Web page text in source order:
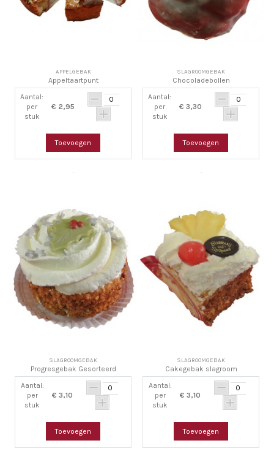
APPELGEBAK
Appeltaartpunt
Aantal:
per
stuk
€ 2,95
Toevoegen
SLAGROOMGEBAK
Chocoladebollen
Aantal:
per
stuk
€ 3,30
Toevoegen
SLAGROOMGEBAK
Progresgebak Gesorteerd
Aantal:
per
stuk
€ 3,10
Toevoegen
SLAGROOMGEBAK
Cakegebak slagroom
Aantal:
per
stuk
€ 3,10
Toevoegen